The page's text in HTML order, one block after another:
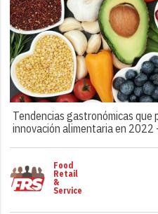
Tendencias gastronómicas
innovación alimentaria en
Food
Retail
&
Service